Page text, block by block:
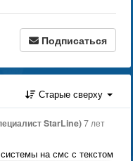
Подписаться
Старые сверху
StarLine)7 лет
на смс с текстом